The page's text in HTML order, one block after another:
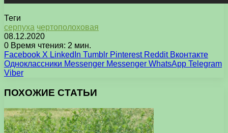
Теги
серпуха чертополоховая
08.12.2020
0 Время чтения: 2 мин.
Facebook X LinkedIn Tumblr Pinterest Reddit Вконтакте
Одноклассники Messenger Messenger WhatsApp Telegram
Viber
ПОХОЖИЕ СТАТЬИ